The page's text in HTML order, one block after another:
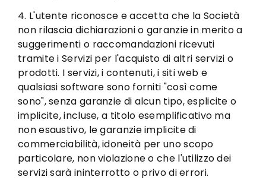
4. L'utente riconosce e accetta che la Società
non rilascia dichiarazioni o garanzie in merito a
suggerimenti o raccomandazioni ricevuti
tramite i Servizi per l'acquisto di altri servizi o
prodotti. I servizi, i contenuti, i siti web e
qualsiasi software sono forniti "così come
sono", senza garanzie di alcun tipo, esplicite o
implicite, incluse, a titolo esemplificativo ma
non esaustivo, le garanzie implicite di
commerciabilità, idoneità per uno scopo
particolare, non violazione o che l'utilizzo dei
servizi sarà ininterrotto o privo di errori.